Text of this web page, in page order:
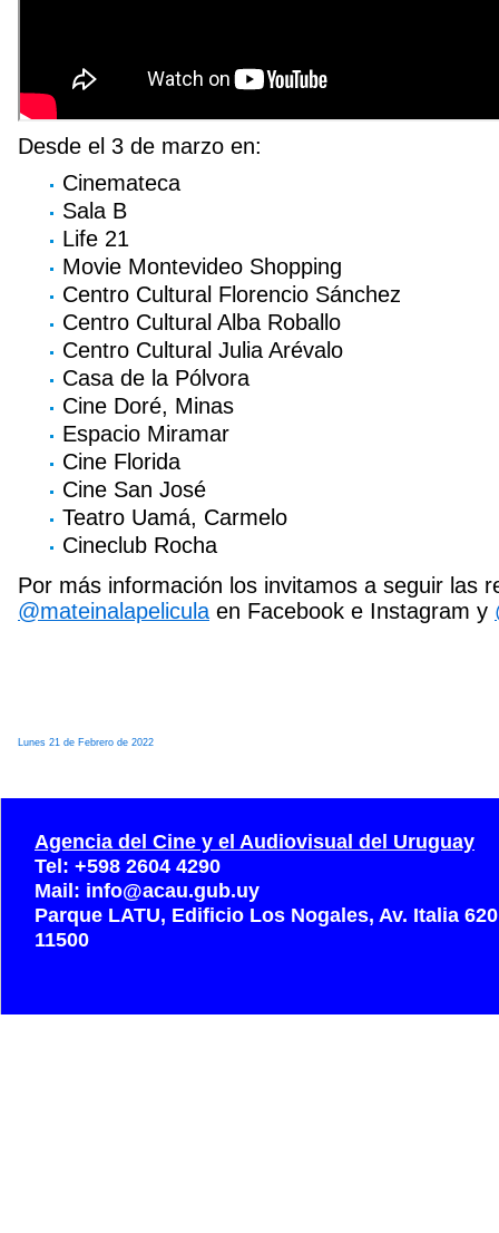
Desde el 3 de marzo en:
Cinemateca
Sala B
Life 21
Movie Montevideo Shopping
Centro Cultural Florencio Sánchez
Centro Cultural Alba Roballo
Centro Cultural Julia Arévalo
Casa de la Pólvora
Cine Doré, Minas
Espacio Miramar
Cine Florida
Cine San José
Teatro Uamá, Carmelo
Cineclub Rocha
Por más información los invitamos a seguir las
@mateinalapelicula en Facebook e Instagram y
Lunes 21 de Febrero de 2022
Agencia del Cine y el Audiovisual del Uruguay
Tel: +598 2604 4290
Mail: info@acau.gub.uy
Parque LATU, Edificio Los Nogales, Av. Italia
11500